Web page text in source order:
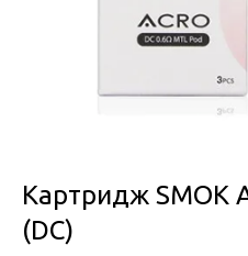
Картридж SMOK
(DC)